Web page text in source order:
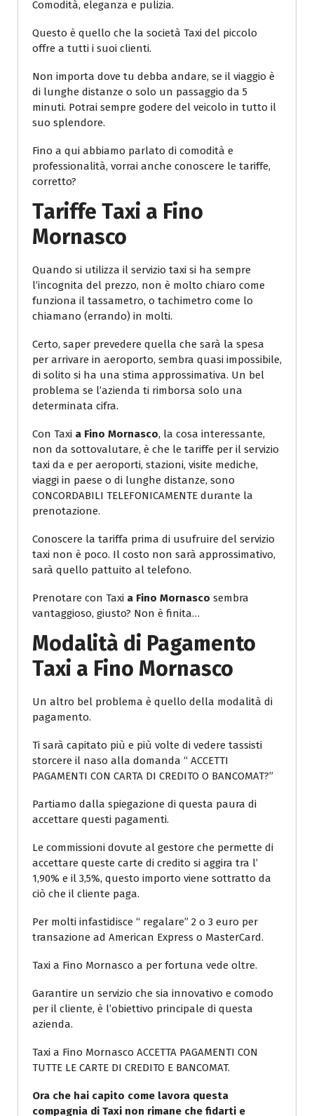
Comodità, eleganza e pulizia.
Questo è quello che la società Taxi del piccolo
offre a tutti i suoi clienti.
Non importa dove tu debba andare, se il viaggio è
di lunghe distanze o solo un passaggio da 5
minuti. Potrai sempre godere del veicolo in tutto il
suo splendore.
Fino a qui abbiamo parlato di comodità e
professionalità, vorrai anche conoscere le tariffe,
corretto?
Tariffe Taxi a Fino
Mornasco
Quando si utilizza il servizio taxi si ha sempre
l’incognita del prezzo, non è molto chiaro come
funziona il tassametro, o tachimetro come lo
chiamano (errando) in molti.
Certo, saper prevedere quella che sarà la spesa
per arrivare in aeroporto, sembra quasi impossibile,
di solito si ha una stima approssimativa. Un bel
problema se l’azienda ti rimborsa solo una
determinata cifra.
Con Taxi a Fino Mornasco, la cosa interessante,
non da sottovalutare, è che le tariffe per il servizio
taxi da e per aeroporti, stazioni, visite mediche,
viaggi in paese o di lunghe distanze, sono
CONCORDABILI TELEFONICAMENTE durante la
prenotazione.
Conoscere la tariffa prima di usufruire del servizio
taxi non è poco. Il costo non sarà approssimativo,
sarà quello pattuito al telefono.
Prenotare con Taxi a Fino Mornasco sembra
vantaggioso, giusto? Non è finita…
Modalità di Pagamento
Taxi a Fino Mornasco
Un altro bel problema è quello della modalità di
pagamento.
Ti sarà capitato più e più volte di vedere tassisti
storcere il naso alla domanda “ ACCETTI
PAGAMENTI CON CARTA DI CREDITO O BANCOMAT?”
Partiamo dalla spiegazione di questa paura di
accettare questi pagamenti.
Le commissioni dovute al gestore che permette di
accettare queste carte di credito si aggira tra l’
1,90% e il 3,5%, questo importo viene sottratto da
ciò che il cliente paga.
Per molti infastidisce “ regalare” 2 o 3 euro per
transazione ad American Express o MasterCard.
Taxi a Fino Mornasco a per fortuna vede oltre.
Garantire un servizio che sia innovativo e comodo
per il cliente, è l’obiettivo principale di questa
azienda.
Taxi a Fino Mornasco ACCETTA PAGAMENTI CON
TUTTE LE CARTE DI CREDITO E BANCOMAT.
Ora che hai capito come lavora questa
compagnia di Taxi non rimane che fidarti e